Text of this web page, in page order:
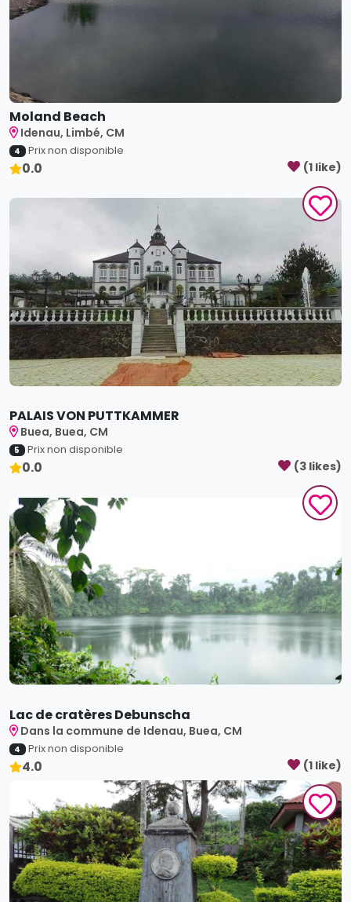
Moland Beach
Idenau, Limbé, CM
4 Prix non disponible
0.0 (1 like)
PALAIS VON PUTTKAMMER
Buea, Buea, CM
5 Prix non disponible
0.0 (3 likes)
Lac de cratères Debunscha
Dans la commune de Idenau, Buea, CM
4 Prix non disponible
4.0 (1 like)